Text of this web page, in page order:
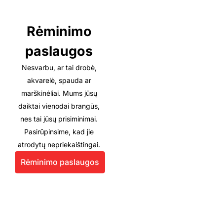
Rėminimo
paslaugos
Nesvarbu, ar tai drobė,
akvarelė, spauda ar
marškinėliai. Mums jūsų
daiktai vienodai brangūs,
nes tai jūsų prisiminimai.
Pasirūpinsime, kad jie
atrodytų nepriekaištingai.
Rėminimo paslaugos